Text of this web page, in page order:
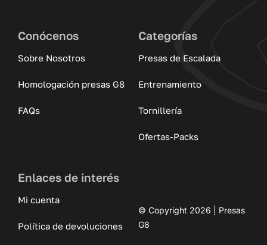
Conócenos
Sobre Nosotros
Homologación presas G8
FAQs
Categorías
Presas de Escalada
Entrenamiento
Tornillería
Ofertas-Packs
Enlaces de interés
Mi cuenta
Política de devoluciones
© Copyright 2026 | Presas
G8